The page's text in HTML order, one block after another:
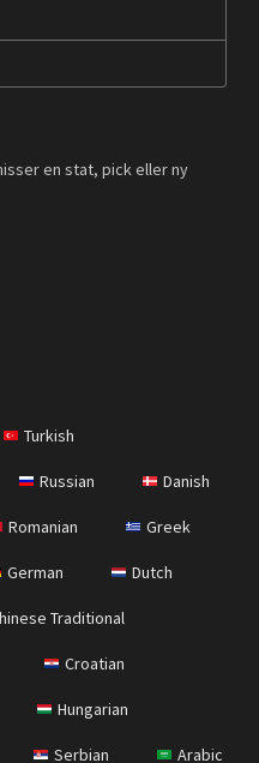
en stat, pick eller ny
Turkish
Russian Danish
Romanian Greek
German Dutch
Traditional
Croatian
Hungarian
Serbian Arabic